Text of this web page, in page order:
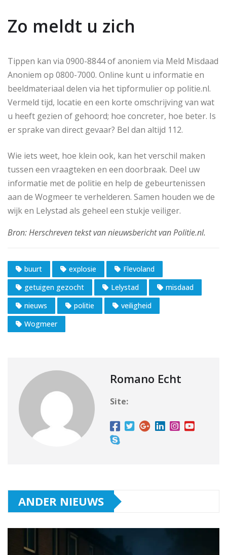
Zo meldt u zich
Tippen kan via 0900-8844 of anoniem via Meld Misdaad
Anoniem op 0800-7000. Online kunt u informatie en
beeldmateriaal delen via het tipformulier op politie.nl.
Vermeld tijd, locatie en een korte omschrijving van wat
u heeft gezien of gehoord; hoe concreter, hoe beter. Is
er sprake van direct gevaar? Bel dan altijd 112.
Wie iets weet, hoe klein ook, kan het verschil maken
tussen een vraagteken en een doorbraak. Deel uw
informatie met de politie en help de gebeurtenissen
aan de Wogmeer te verhelderen. Samen houden we de
wijk en Lelystad als geheel een stukje veiliger.
buurt explosie
Flevoland
getuigen gezocht
Lelystad
misdaad
nieuws
politie
veiligheid
Wogmeer
Romano Echt
Site:
ANDER NIEUWS